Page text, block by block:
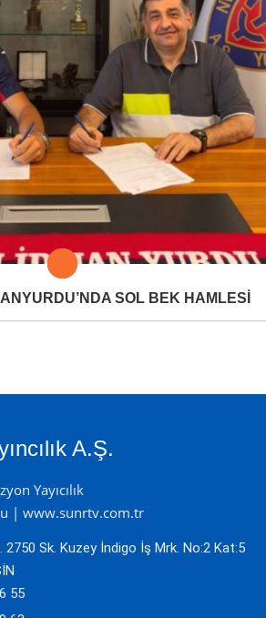
SOL BEK HAMLESİ
A.Ş.
Yayıcılık
| www.sunrtv.com.tr
2750 Sk. Kuzey İndigo İş Mrk. No:2 Kat:5
55